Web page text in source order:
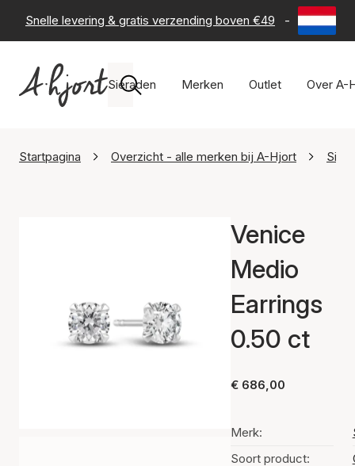
Snelle levering & gratis verzending boven €49 - 60 dagen
Sieraden Merken Outlet Over A-
Startpagina Overzicht - alle merken bij A-Hjort Sif
Venice
Medio
Earrings
0.50 ct
€ 686,00
Merk:
Soort product: